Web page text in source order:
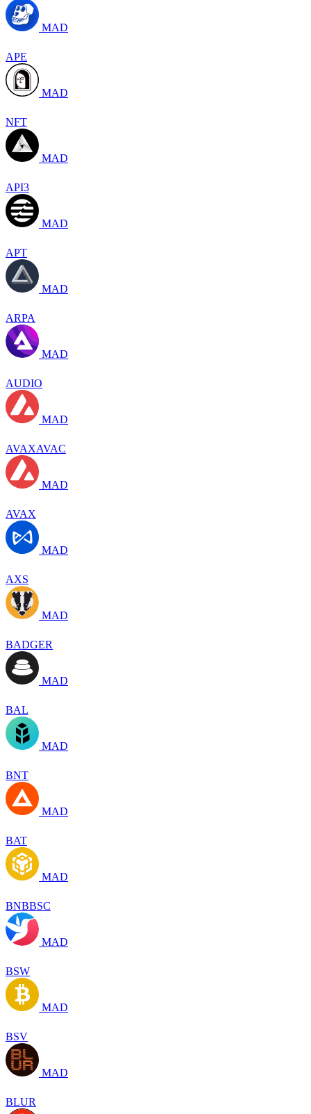
MAD
APE
MAD
NFT
MAD
API3
MAD
APT
MAD
ARPA
MAD
AUDIO
MAD
AVAXAVAC
MAD
AVAX
MAD
AXS
MAD
BADGER
MAD
BAL
MAD
BNT
MAD
BAT
MAD
BNBBSC
MAD
BSW
MAD
BSV
MAD
BLUR